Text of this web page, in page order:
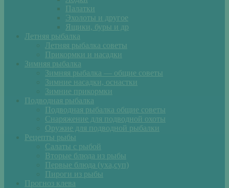
Палатки
Эхолоты и другое
Ящики, буры и др
Летняя рыбалка
Летняя рыбалка советы
Прикормки и насадки
Зимняя рыбалка
Зимняя рыбалка — общие советы
Зимние насадки, оснастки
Зимние прикормки
Подводная рыбалка
Подводная рыбалка общие советы
Снаряжение для подводной охоты
Оружие для подводной рыбалки
Рецепты рыбы
Салаты с рыбой
Вторые блюда из рыбы
Первые блюда (уха,суп)
Пироги из рыбы
Прогноз клева